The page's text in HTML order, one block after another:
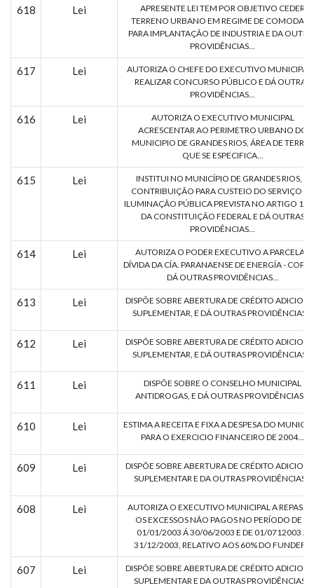
618 Lei
APRESENTE LEI TEM POR OBJETIVO CEDER
TERRENO URBANO EM REGIME DE COMODATO
PARA IMPLANTAÇÃO DE INDUSTRIA E DA
PROVIDÊNCIAS...
617 Lei
AUTORIZA O CHEFE DO EXECUTIVO MUNICIPAL
REALIZAR CONCURSO PÚBLICO E DÁ OUTRAS
PROVIDÊNCIAS...
616 Lei
AUTORIZA O EXECUTIVO MUNICIPAL
ACRESCENTAR AO PERIMETRO URBANO DO
MUNICIPIO DE GRANDES RIOS, ÁREA DE TERRAS
QUE SE ESPECIFICA...
615 Lei
INSTITUI NO MUNICÍPIO DE GRANDES RIOS, A
CONTRIBUIÇÃO PARA CUSTEIO DO SERVIÇO DE
ILUMINAÇÃO PÚBLICA PREVISTA NO ARTIGO
DA CONSTITUIÇÃO FEDERAL E DÁ OUTRAS
PROVIDÊNCIAS...
614 Lei
AUTORIZA O PODER EXECUTIVO A PARCELAR
DÍVIDA DA CÍA. PARANAENSE DE ENERGÍA -
DÁ OUTRAS PROVIDÊNCIAS...
613 Lei
DISPÔE SOBRE ABERTURA DE CRÉDITO
SUPLEMENTAR, E DÁ OUTRAS PROVIDÊNCIAS...
612 Lei
DISPÕE SOBRE ABERTURA DE CRÉDITO
SUPLEMENTAR, E DÁ OUTRAS PROVIDÊNCIAS...
611 Lei
DISPÕE SOBRE O CONSELHO MUNICIPAL
ANTIDROGAS, E DÁ OUTRAS PROVIDÊNCIAS...
610 Lei
ESTIMA A RECEITA E FIXA A DESPESA DO
PARA O EXERCICIO FINANCEIRO DE 2004...
609 Lei
DISPÕE SOBRE ABERTURA DE CRÉDITO
SUPLEMENTAR E DA OUTRAS PROVIDÊNCIAS...
608 Lei
AUTORIZA O EXECUTIVO MUNICIPAL A
OS EXCESSOS NÃO PAGOS NO PERÍODO DE O
01/01/2003 Á 30/06/2003 E DE 01/0712003 Á
31/12/2003, RELATIVO AOS 60% DO FUNDEF...
607 Lei
DISPÕE SOBRE ABERTURA DE CRÉDITO
SUPLEMENTAR E DA OUTRAS PROVIDÊNCIAS...